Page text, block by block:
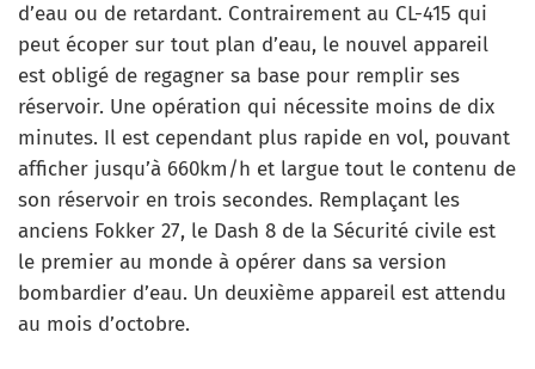
d’eau ou de retardant. Contrairement au CL-415 qui
peut écoper sur tout plan d’eau, le nouvel appareil
est obligé de regagner sa base pour remplir ses
réservoir. Une opération qui nécessite moins de dix
minutes. Il est cependant plus rapide en vol, pouvant
afficher jusqu’à 660km/h et largue tout le contenu de
son réservoir en trois secondes. Remplaçant les
anciens Fokker 27, le Dash 8 de la Sécurité civile est
le premier au monde à opérer dans sa version
bombardier d’eau. Un deuxième appareil est attendu
au mois d’octobre.